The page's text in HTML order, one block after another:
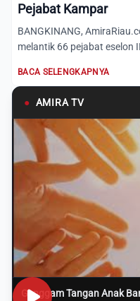
Pejabat Kampar
BANGKINANG,
melantik 66 pejabat eselon
BACA SELENGKAPNYA
● AMIRA TV
Genggam Tangan Anak